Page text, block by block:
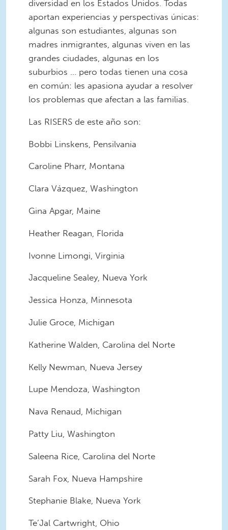
diversidad en los Estados Unidos. Todas
aportan experiencias y perspectivas únicas:
algunas son estudiantes, algunas son
madres inmigrantes, algunas viven en las
grandes ciudades, algunas en los
suburbios ... pero todas tienen una cosa
en común: les apasiona ayudar a resolver
los problemas que afectan a las familias.
Las RISERS de este año son:
Bobbi Linskens, Pensilvania
Caroline Pharr, Montana
Clara Vázquez, Washington
Gina Apgar, Maine
Heather Reagan, Florida
Ivonne Limongi, Virginia
Jacqueline Sealey, Nueva York
Jessica Honza, Minnesota
Julie Groce, Michigan
Katherine Walden, Carolina del Norte
Kelly Newman, Nueva Jersey
Lupe Mendoza, Washington
Nava Renaud, Michigan
Patty Liu, Washington
Saleena Rice, Carolina del Norte
Sarah Fox, Nueva Hampshire
Stephanie Blake, Nueva York
Te’Jal Cartwright, Ohio